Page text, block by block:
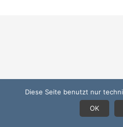
Diese Seite benutzt nur
OK